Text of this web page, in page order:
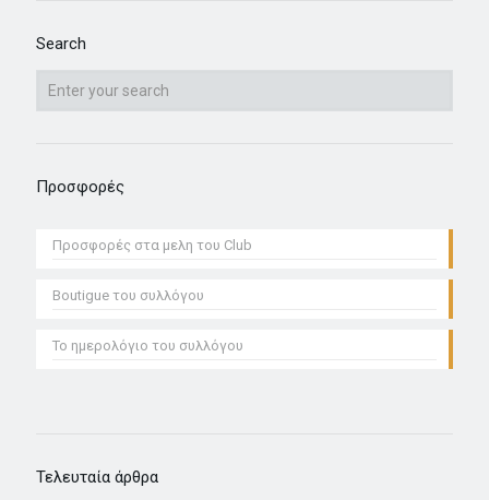
Search
Προσφορές
Προσφoρές στα μελη του Club
Boutigue του συλλόγου
Το ημερολόγιο του συλλόγου
Τελευταία άρθρα